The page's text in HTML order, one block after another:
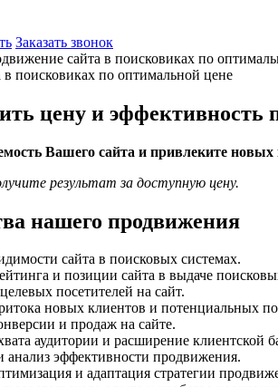
Заказать звонок
сайта в поисковиках по
поисковиках по оптимальной цене
цену и эффективность
Вашего сайта и привлеките новых
результат за доступную цену.
нашего продвижения
сайта в поисковых системах.
и позиции сайта в выдаче
посетителей на сайт.
новых клиентов и потенциальных
и продаж на сайте.
аудитории и расширение клиентской
эффективности продвижения.
и адаптация стратегии